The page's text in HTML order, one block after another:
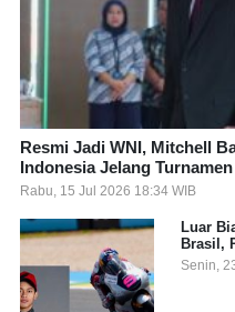
Resmi Jadi WNI, Mitchell
Indonesia Jelang
Rabu, 15 Jul 2026 18:34 WIB
Luar
Brasil,
Grand
Senin,